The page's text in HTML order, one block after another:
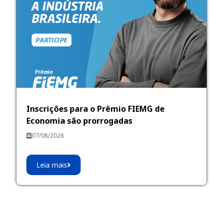
Inscrições para o Prêmio FIEMG de
Economia são prorrogadas
07/08/2026
Leia mais